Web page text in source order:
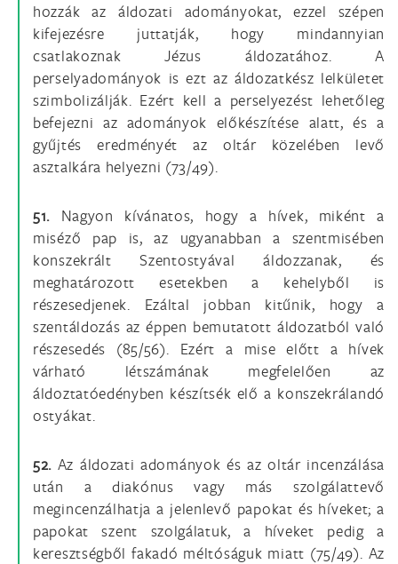
hozzák az áldozati adományokat, ezzel szépen
kifejezésre juttatják, hogy mindannyian
csatlakoznak Jézus áldozatához. A
perselyadományok is ezt az áldozatkész lelkületet
szimbolizálják. Ezért kell a perselyezést lehetőleg
befejezni az adományok előkészítése alatt, és a
gyűjtés eredményét az oltár közelében levő
asztalkára helyezni (73/49).
51. Nagyon kívánatos, hogy a hívek, miként a
miséző pap is, az ugyanabban a szentmisében
konszekrált Szentostyával áldozzanak, és
meghatározott esetekben a kehelyből is
részesedjenek. Ezáltal jobban kitűnik, hogy a
szentáldozás az éppen bemutatott áldozatból való
részesedés (85/56). Ezért a mise előtt a hívek
várható létszámának megfelelően az
áldoztatóedényben készítsék elő a konszekrálandó
ostyákat.
52. Az áldozati adományok és az oltár incenzálása
után a diakónus vagy más szolgálattevő
megincenzálhatja a jelenlevő papokat és híveket; a
papokat szent szolgálatuk, a híveket pedig a
keresztségből fakadó méltóságuk miatt (75/49). Az